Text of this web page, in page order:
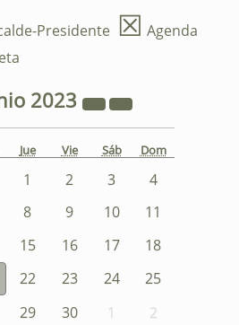
Presidente ☒ Agenda
2023
Jue Vie Sáb Dom
1 2 3
4
8 9 10
11
15 16 17
18
22 23 24
25
29 30 1 2